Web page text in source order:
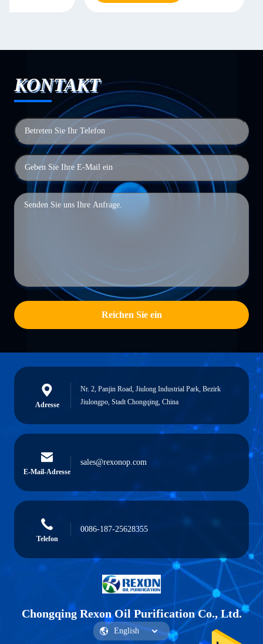
KONTAKT
Reichen Sie ein
Adresse
Nr. 2, Panjin Road, Jiulong Industrial Park, Bezirk
Jiulongpo, Stadt Chongqing, China
E-Mail-Adresse
sales@rexonop.com
Telefon
0086-187-25628355
Chongqing Rexon Oil Purification Co., Ltd.